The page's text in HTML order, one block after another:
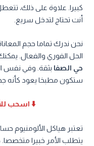
كبيرا. علاوة على ذلك،
أنت تحتاج لتدخل سريع.
نحن ندرك تماما حجم
الحل الفوري والفعال.
حي الصفا بثقة. وفي نفس
ستكون مطبخا يعود كأنه
⬇️ اسحب
تعتبر هياكل الألومنيوم
يتطلب الأمر خبيرا